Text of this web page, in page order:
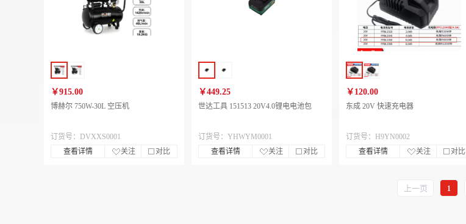
￥915.00
博赫尔 750W-30L 空压机
订货号：DVXXS0001
查看详情
关注 对比
￥449.25
世达工具 151513 20V4.0锂电电池包
订货号：YHWYM0001
查看详情
关注 对比
￥120.00
东成 20V 快速充电器
订货号：H9YN0002
查看详情
关注 对比
上一页 1